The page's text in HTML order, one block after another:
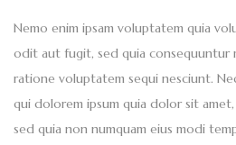
Nemo enim ipsam voluptatem quia
odit aut fugit, sed quia consequuntur
ratione voluptatem sequi nesciunt.
qui dolorem ipsum quia dolor sit
sed quia non numquam eius modi